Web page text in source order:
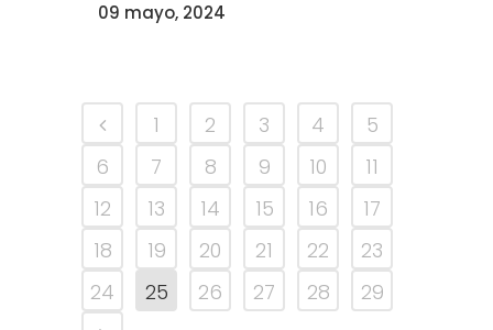
09 mayo, 2024
1 2 3 4
5
6
7 8 9 10
11
12
13 14 15 16
17
18
19 20 21 22
23
24
25 26 27 28 29